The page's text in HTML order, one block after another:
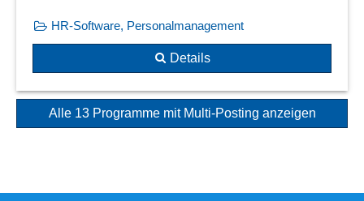
HR-Software, Personalmanagement
Details
Alle 13 Programme mit Multi-Posting anzeigen